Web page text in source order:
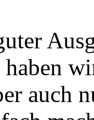
auch